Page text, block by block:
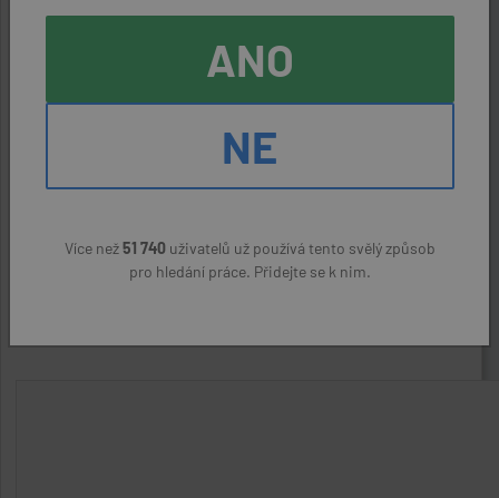
ODPOVĚDĚT NA NABÍDKU
ANO
NE
Více než51 740uživatelů už používá tento svělý způsob
pro hledání práce. Přidejte se k nim.